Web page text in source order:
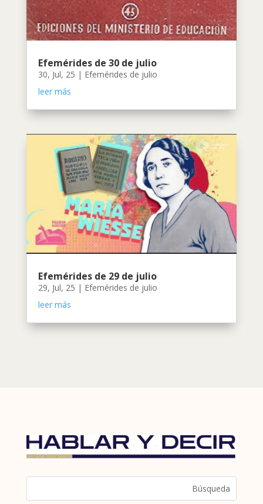
Efemérides de 30 de julio
30, Jul, 25 | Efemérides de julio
leer más
Efemérides de 29 de julio
29, Jul, 25 | Efemérides de julio
leer más